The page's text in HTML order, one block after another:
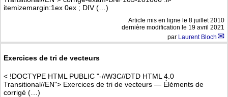
itemizemargin:1ex 0ex ; DIV (…)
Article mis en ligne le 8 juillet 2010
dernière modification le 19 avril 2021
par Laurent Bloch
Exercices de tri de vecteurs
< !DOCTYPE HTML PUBLIC "-//W3C//DTD HTML 4.0
Transitional//EN"> Exercices de tri de vecteurs — Éléments de
corrigé (…)